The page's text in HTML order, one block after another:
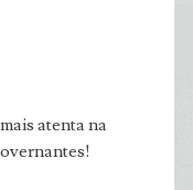
atenta na